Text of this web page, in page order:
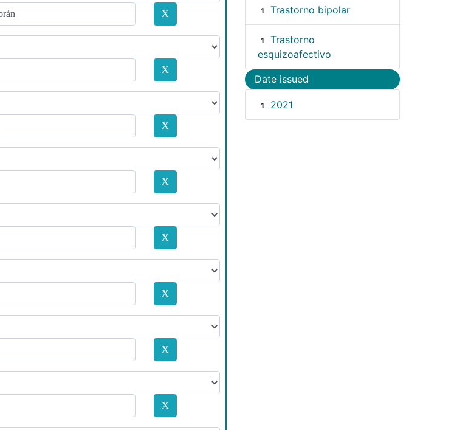
1 Trastorno bipolar
1
Trastorno
esquizoafectivo
Date issued
1 2021